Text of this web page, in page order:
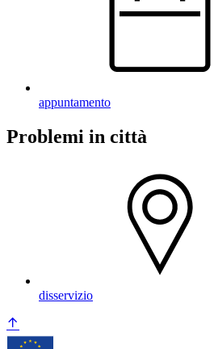
appuntamento
Problemi in città
disservizio